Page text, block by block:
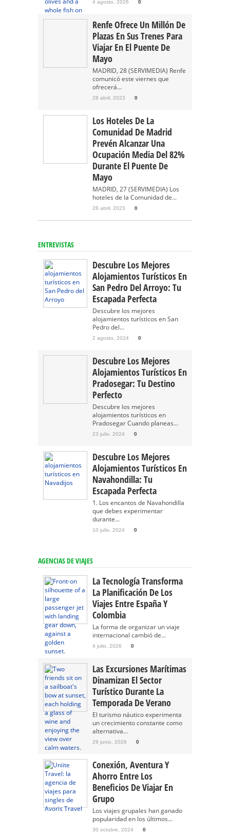
4 agosto, 2026 0
Renfe Ofrece Un Millón De
Plazas En Sus Trenes Para
Viajar En El Puente De
Mayo
MADRID, 28 (SERVIMEDIA) Renfe
comunicó este viernes que
ofrecerá...
28 abril, 2023 0
Los Hoteles De La
Comunidad De Madrid
Prevén Alcanzar Una
Ocupación Media Del 82%
Durante El Puente De
Mayo
MADRID, 27 (SERVIMEDIA) Los
hoteles de la Comunidad de...
28 abril, 2023 0
ENTREVISTAS
Descubre Los Mejores
Alojamientos Turísticos En
San Pedro Del Arroyo: Tu
Escapada Perfecta
Descubre los mejores
alojamientos turísticos en San
Pedro del...
2 agosto, 2024 0
Descubre Los Mejores
Alojamientos Turísticos En
Pradosegar: Tu Destino
Perfecto
Descubre los mejores
alojamientos turísticos en
Pradosegar Cuando planeas...
23 julio, 2024 0
Descubre Los Mejores
Alojamientos Turísticos En
Navahondilla: Tu
Escapada Perfecta
1. Los encantos de Navahondilla
que debes experimentar
durante...
10 julio, 2024 0
AGENCIAS DE VIAJES
La Tecnología Transforma
La Planificación De Los
Viajes Entre España Y
Colombia
La forma de organizar un viaje
internacional cambió de...
4 julio, 2026 0
Las Excursiones Marítimas
Dinamizan El Sector
Turístico Durante La
Temporada De Verano
El turismo náutico experimenta
un crecimiento constante como
alternativa...
29 junio, 2026 0
Conexión, Aventura Y
Ahorro Entre Los
Beneficios De Viajar En
Grupo
Los viajes grupales han ganado
popularidad en los últimos...
30 octubre, 2024 0